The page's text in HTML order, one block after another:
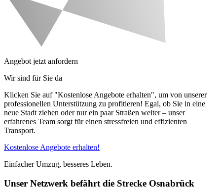
Angebot jetzt anfordern
Wir sind für Sie da
Klicken Sie auf "Kostenlose Angebote erhalten", um von unserer
professionellen Unterstützung zu profitieren! Egal, ob Sie in eine
neue Stadt ziehen oder nur ein paar Straßen weiter – unser
erfahrenes Team sorgt für einen stressfreien und effizienten
Transport.
Kostenlose Angebote erhalten!
Einfacher Umzug, besseres Leben.
Unser Netzwerk befährt die Strecke Osnabrück